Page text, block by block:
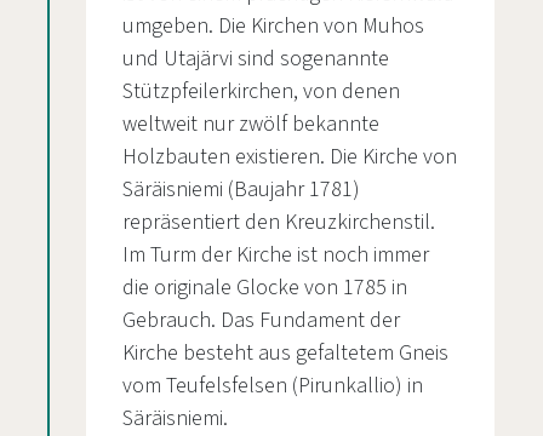
umgeben. Die Kirchen von Muhos
und Utajärvi sind sogenannte
Stützpfeilerkirchen, von denen
weltweit nur zwölf bekannte
Holzbauten existieren. Die Kirche von
Säräisniemi (Baujahr 1781)
repräsentiert den Kreuzkirchenstil.
Im Turm der Kirche ist noch immer
die originale Glocke von 1785 in
Gebrauch. Das Fundament der
Kirche besteht aus gefaltetem Gneis
vom Teufelsfelsen (Pirunkallio) in
Säräisniemi.